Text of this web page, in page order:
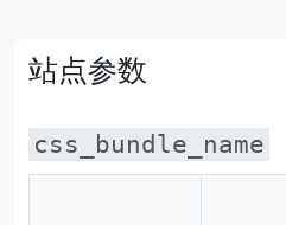
站点参数
css_bundle_name